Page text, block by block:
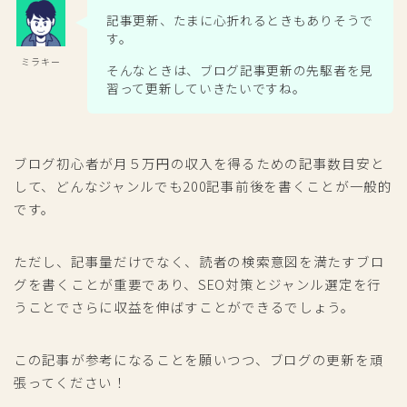
ミラキー
記事更新、たまに心折れるときもありそうで
す。
そんなときは、ブログ記事更新の先駆者を見
習って更新していきたいですね。
ブログ初心者が月５万円の収入を得るための記事数目安と
して、どんなジャンルでも200記事前後を書くことが一般的
です。
ただし、記事量だけでなく、読者の検索意図を満たすブロ
グを書くことが重要であり、SEO対策とジャンル選定を行
うことでさらに収益を伸ばすことができるでしょう。
この記事が参考になることを願いつつ、ブログの更新を頑
張ってください！